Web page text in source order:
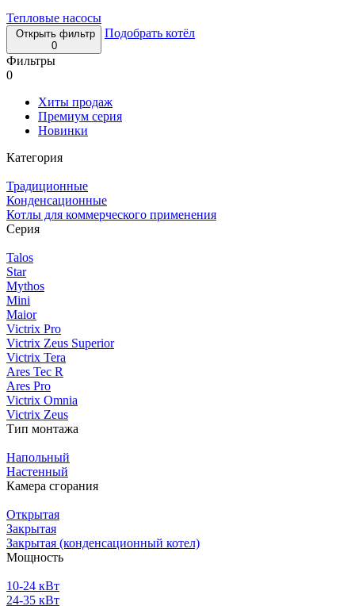
Тепловые насосы
Открыть фильтр
0
Подобрать котёл
Фильтры
0
Хиты продаж
Премиум серия
Новинки
Категория
Традиционные
Конденсационные
Котлы для коммерческого применения
Серия
Talos
Star
Mythos
Mini
Maior
Victrix Pro
Victrix Zeus Superior
Victrix Tera
Ares Tec R
Ares Pro
Victrix Omnia
Victrix Zeus
Тип монтажа
Напольный
Настенный
Камера сгорания
Открытая
Закрытая
Закрытая (конденсационный котел)
Мощность
10-24 кВт
24-35 кВт